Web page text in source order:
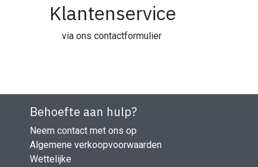
Klantenservice
via ons contactformulier
Behoefte aan hulp?
Neem contact met ons op
Algemene verkoopvoorwaarden
Wettelijke